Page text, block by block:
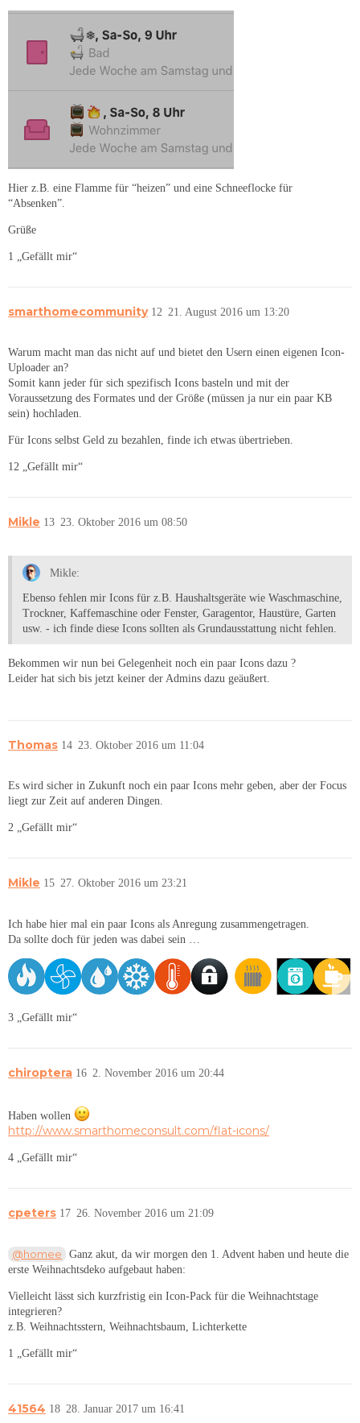
Hier z.B. eine Flamme für “heizen” und eine Schneeflocke für
“Absenken”.
Grüße
1 „Gefällt mir“
smarthomecommunity 21. August 2016 um 13:20
12
Warum macht man das nicht auf und bietet den Usern einen eigenen Icon-
Uploader an?
Somit kann jeder für sich spezifisch Icons basteln und mit der
Voraussetzung des Formates und der Größe (müssen ja nur ein paar KB
sein) hochladen.
Für Icons selbst Geld zu bezahlen, finde ich etwas übertrieben.
12 „Gefällt mir“
Mikle 23. Oktober 2016 um 08:50
13
Mikle:
Ebenso fehlen mir Icons für z.B. Haushaltsgeräte wie Waschmaschine,
Trockner, Kaffemaschine oder Fenster, Garagentor, Haustüre, Garten
usw. - ich finde diese Icons sollten als Grundausstattung nicht fehlen.
Bekommen wir nun bei Gelegenheit noch ein paar Icons dazu ?
Leider hat sich bis jetzt keiner der Admins dazu geäußert.
Thomas 23. Oktober 2016 um 11:04
14
Es wird sicher in Zukunft noch ein paar Icons mehr geben, aber der Focus
liegt zur Zeit auf anderen Dingen.
2 „Gefällt mir“
Mikle 27. Oktober 2016 um 23:21
15
Ich habe hier mal ein paar Icons als Anregung zusammengetragen.
Da sollte doch für jeden was dabei sein …
3 „Gefällt mir“
chiroptera 2. November 2016 um 20:44
16
Haben wollen
http://www.smarthomeconsult.com/flat-icons/
4 „Gefällt mir“
cpeters 26. November 2016 um 21:09
17
@homee
Ganz akut, da wir morgen den 1. Advent haben und heute die
erste Weihnachtsdeko aufgebaut haben:
Vielleicht lässt sich kurzfristig ein Icon-Pack für die Weihnachtstage
integrieren?
z.B. Weihnachtsstern, Weihnachtsbaum, Lichterkette
1 „Gefällt mir“
41564 28. Januar 2017 um 16:41
18